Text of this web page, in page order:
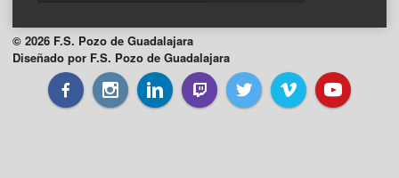
© 2026 F.S. Pozo de Guadalajara
Diseñado por F.S. Pozo de Guadalajara